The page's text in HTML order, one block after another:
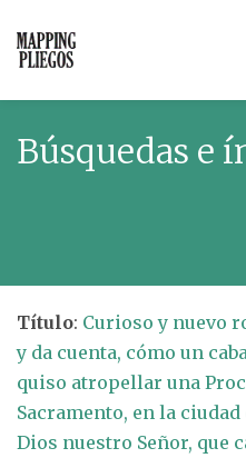
Búsquedas e
Título: Curioso y nuevo
y da cuenta, cómo un
quiso atropellar una
Sacramento, en la
Dios nuestro Señor, que